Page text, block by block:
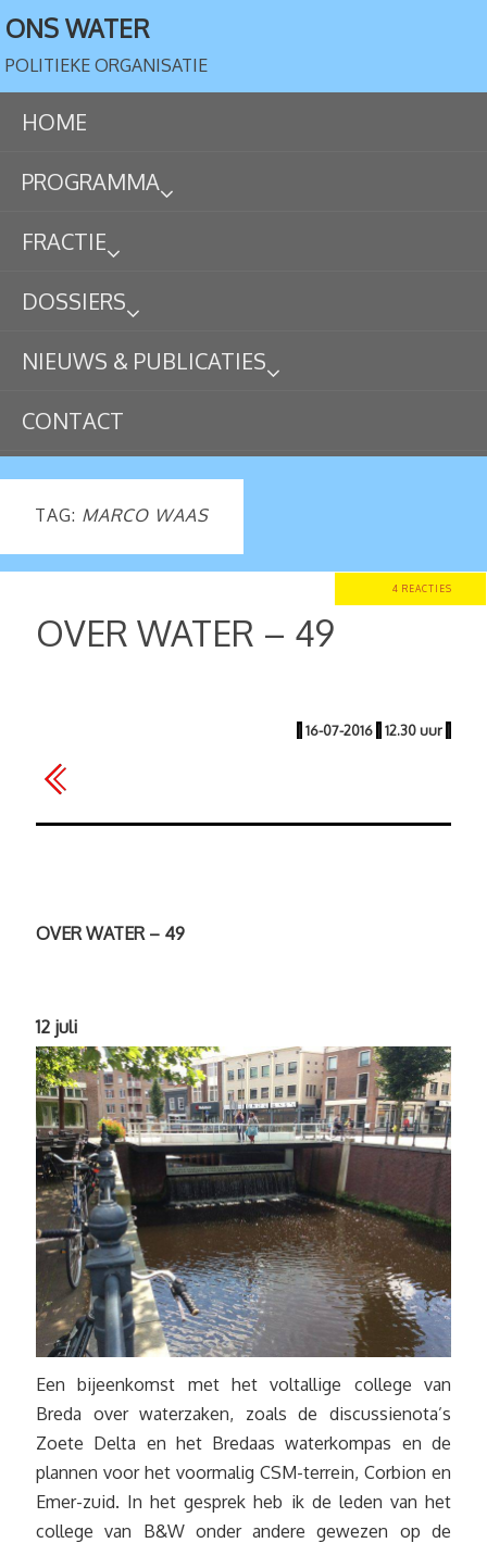
ONS WATER
POLITIEKE ORGANISATIE
HOME
PROGRAMMA
FRACTIE
DOSSIERS
NIEUWS & PUBLICATIES
CONTACT
TAG: MARCO WAAS
4 REACTIES
OVER WATER – 49
| 16-07-2016 | 12.30 uur |
OVER WATER – 49
12 juli
Een bijeenkomst met het voltallige college van
Breda over waterzaken, zoals de discussienota’s
Zoete Delta en het Bredaas waterkompas en de
plannen voor het voormalig CSM-terrein, Corbion en
Emer-zuid. In het gesprek heb ik de leden van het
college van B&W onder andere gewezen op de